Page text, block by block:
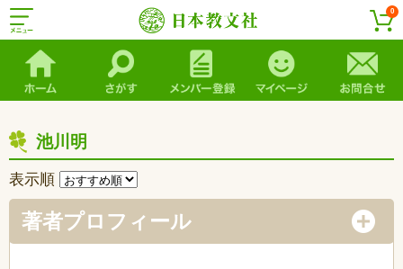
0
池川明
表示順
著者プロフィール